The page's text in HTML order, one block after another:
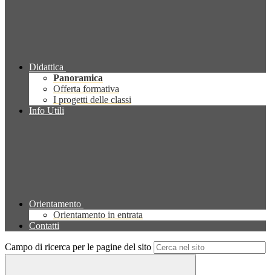
Didattica
Panoramica
Offerta formativa
I progetti delle classi
Info Utili
Orientamento
Orientamento in entrata
Contatti
Campo di ricerca per le pagine del sito